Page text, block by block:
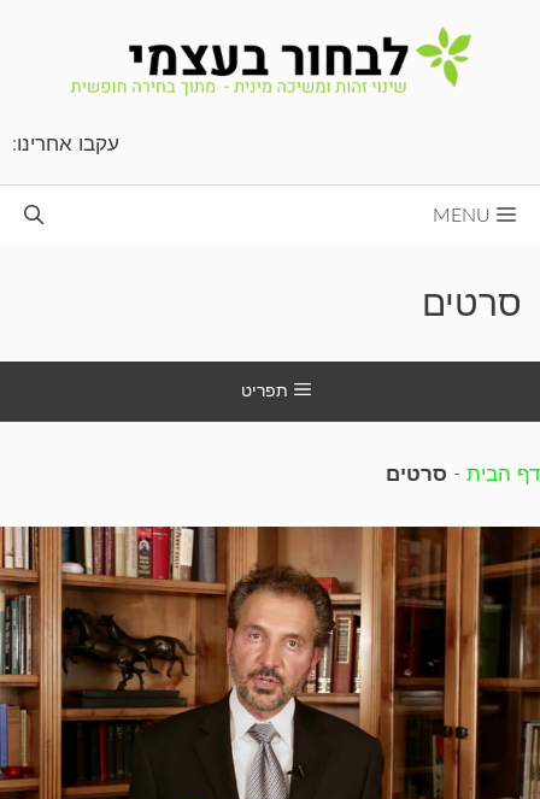
עקבו אחרינו:
MENU
סרטים
תפריט
דף הבית - סרטים